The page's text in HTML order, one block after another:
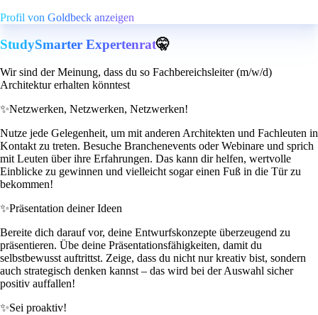
Profil von Goldbeck anzeigen
StudySmarter Expertenrat🤫
Wir sind der Meinung, dass du so Fachbereichsleiter (m/w/d)
Architektur erhalten könntest
✨Netzwerken, Netzwerken, Netzwerken!
Nutze jede Gelegenheit, um mit anderen Architekten und Fachleuten in
Kontakt zu treten. Besuche Branchenevents oder Webinare und sprich
mit Leuten über ihre Erfahrungen. Das kann dir helfen, wertvolle
Einblicke zu gewinnen und vielleicht sogar einen Fuß in die Tür zu
bekommen!
✨Präsentation deiner Ideen
Bereite dich darauf vor, deine Entwurfskonzepte überzeugend zu
präsentieren. Übe deine Präsentationsfähigkeiten, damit du
selbstbewusst auftrittst. Zeige, dass du nicht nur kreativ bist, sondern
auch strategisch denken kannst – das wird bei der Auswahl sicher
positiv auffallen!
✨Sei proaktiv!